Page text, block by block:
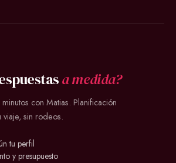
a medida?
con Matias. Planificación
viaje, sin rodeos.
tu perfil
y presupuesto